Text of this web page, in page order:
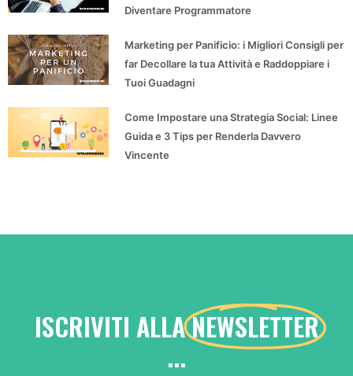
Diventare Programmatore
Marketing per Panificio: i Migliori Consigli per
far Decollare la tua Attività e Raddoppiare i
Tuoi Guadagni
Come Impostare una Strategia Social: Linee
Guida e 3 Tips per Renderla Davvero
Vincente
ISCRIVITI ALLANEWSLETTER
...